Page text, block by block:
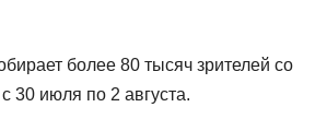
более 80 тысяч зрителей со
30 июля по 2 августа.